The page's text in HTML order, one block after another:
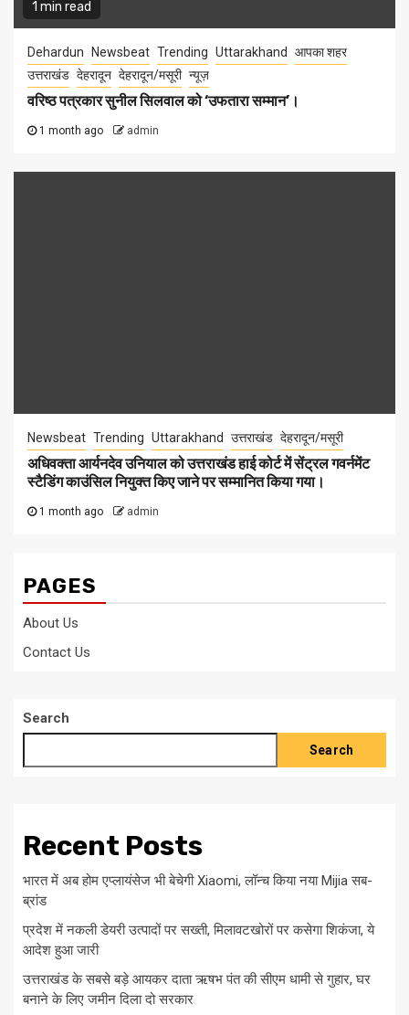
1 min read
Dehardun Newsbeat Trending Uttarakhand
आपका शहर
उत्तराखंड देहरादून देहरादून/मसूरी न्यूज़
वरिष्ठ पत्रकार सुनील सिलवाल को ‘उफतारा सम्मान’।
1 month ago admin
Newsbeat Trending Uttarakhand उत्तराखंड देहरादून/मसूरी
अधिवक्ता आर्यनदेव उनियाल को उत्तराखंड हाई कोर्ट में सेंट्रल गवर्नमेंट
स्टैडिंग काउंसिल नियुक्त किए जाने पर सम्मानित किया गया।
1 month ago admin
PAGES
About Us
Contact Us
Search
Search
Recent Posts
भारत में अब होम एप्लायंसेज भी बेचेगी Xiaomi, लॉन्च किया नया Mijia सब-
ब्रांड
प्रदेश में नकली डेयरी उत्पादों पर सख्ती, मिलावटखोरों पर कसेगा शिकंजा, ये
आदेश हुआ जारी
उत्तराखंड के सबसे बड़े आयकर दाता ऋषभ पंत की सीएम धामी से गुहार, घर
बनाने के लिए जमीन दिला दो सरकार